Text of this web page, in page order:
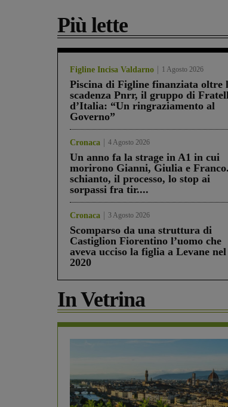
Più lette
Figline Incisa Valdarno 1 Agosto 2026
Piscina di Figline finanziata oltre
scadenza Pnrr, il gruppo di
d’Italia: “Un ringraziamento al
Governo”
Cronaca 4 Agosto 2026
Un anno fa la strage in A1 in cui
morirono Gianni, Giulia e
schianto, il processo, lo stop ai
sorpassi fra tir....
Cronaca 3 Agosto 2026
Scomparso da una struttura di
Castiglion Fiorentino l’uomo che
aveva ucciso la figlia a Levane nel
2020
In Vetrina